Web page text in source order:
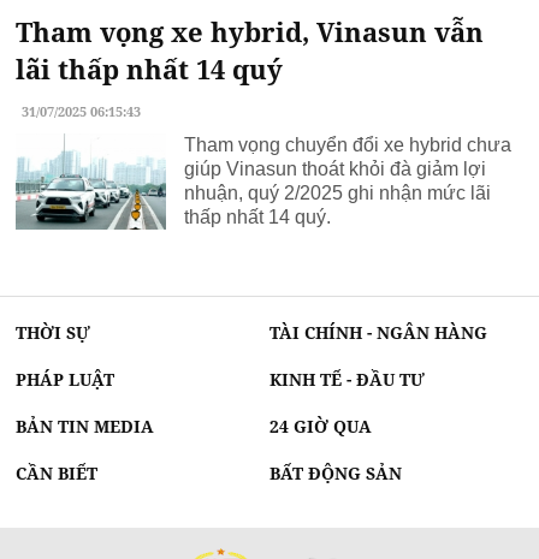
Tham vọng xe hybrid, Vinasun vẫn
lãi thấp nhất 14 quý
31/07/2025 06:15:43
Tham vọng chuyển đổi xe hybrid chưa
giúp Vinasun thoát khỏi đà giảm lợi
nhuận, quý 2/2025 ghi nhận mức lãi
thấp nhất 14 quý.
THỜI SỰ TÀI CHÍNH - NGÂN HÀNG
PHÁP LUẬT KINH TẾ - ĐẦU TƯ
BẢN TIN MEDIA 24 GIỜ QUA
CẦN BIẾT BẤT ĐỘNG SẢN